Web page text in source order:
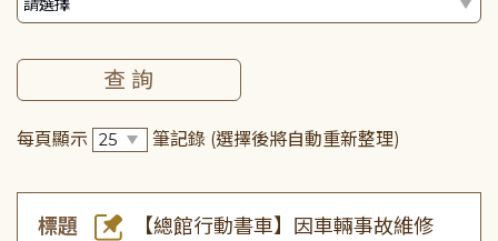
每頁顯示 筆記錄 (選擇後將自動重新整理)
標題
【總館行動書車】因車輛事故維修